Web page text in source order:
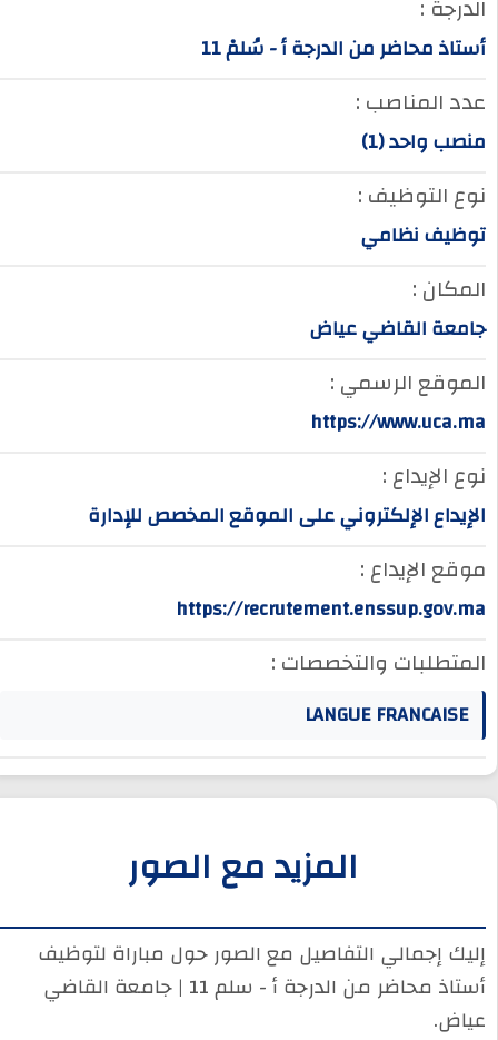
الدرجة :
أستاذ محاضر من الدرجة أ - سُلمْ 11
عدد المناصب :
منصب واحد (1)
نوع التوظيف :
توظيف نظامي
المكان :
جامعة القاضي عياض
الموقع الرسمي :
https://www.uca.ma
نوع الإيداع :
الإيداع الإلكتروني على الموقع المخصص للإدارة
موقع الإيداع :
https://recrutement.enssup.gov.ma
المتطلبات والتخصصات :
LANGUE FRANCAISE
المزيد مع الصور
إليك إجمالي التفاصيل مع الصور حول مباراة لتوظيف
أستاذ محاضر من الدرجة أ - سلم 11 | جامعة القاضي
عياض.